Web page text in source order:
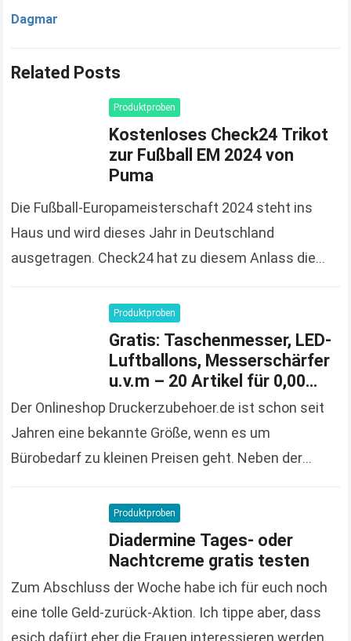
Dagmar
Related Posts
Produktproben
Kostenloses Check24 Trikot
zur Fußball EM 2024 von
Puma
Die Fußball-Europameisterschaft 2024 steht ins
Haus und wird dieses Jahr in Deutschland
ausgetragen. Check24 hat zu diesem Anlass die
solange der Vorrat reicht und 100%…
Produktproben
Gratis: Taschenmesser, LED-
Luftballons, Messerschärfer
u.v.m – 20 Artikel für 0,00
Euro bestellen
Der Onlineshop Druckerzubehoer.de ist schon seit
Jahren eine bekannte Größe, wenn es um
Bürobedarf zu kleinen Preisen geht. Neben der
Onlineshop auch immer wieder…
Produktproben
Diadermine Tages- oder
Nachtcreme gratis testen
Zum Abschluss der Woche habe ich für euch noch
eine tolle Geld-zurück-Aktion. Ich tippe aber, dass
esich dafürt eher die Frauen interessieren werden,